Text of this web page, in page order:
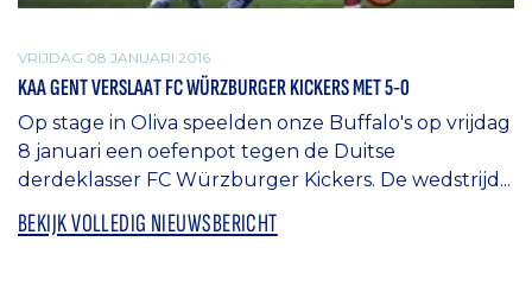
VRIJDAG 08 JANUARI 2016
KAA GENT VERSLAAT FC WÜRZBURGER KICKERS MET 5-0
Op stage in Oliva speelden onze Buffalo's op vrijdag
8 januari een oefenpot tegen de Duitse
derdeklasser FC Würzburger Kickers. De wedstrijd...
BEKIJK VOLLEDIG NIEUWSBERICHT